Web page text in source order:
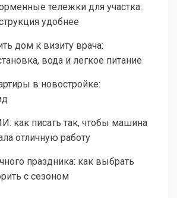
тележки для участка:
удобнее
дом к визиту врача:
вода и легкое питание
в новостройке:
как писать так, чтобы машина
отличную работу
праздника: как выбрать
с сезоном